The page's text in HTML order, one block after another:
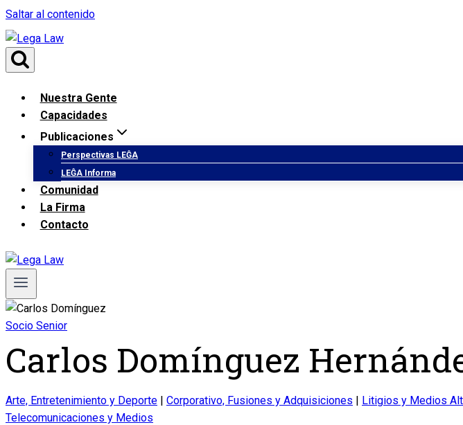
Saltar al contenido
Nuestra Gente
Capacidades
Publicaciones
Perspectivas LEĜA
LEĜA Informa
Comunidad
La Firma
Contacto
Socio Senior
Carlos Domínguez
Arte, Entretenimiento y Deporte | Corporativo, Fusiones y Adquisiciones | Litigios y Medios
Telecomunicaciones y Medios